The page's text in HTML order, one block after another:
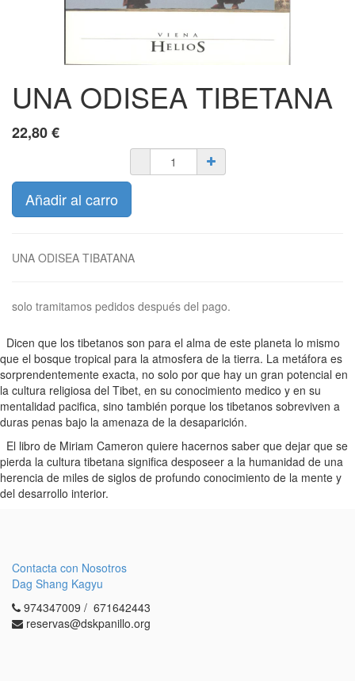
UNA ODISEA TIBETANA
22,80€
Añadir al carro
UNA ODISEA TIBATANA
solo tramitamos pedidos después del pago.
Dicen que los tibetanos son para el alma de este planeta lo mismo
que el bosque tropical para la atmosfera de la tierra. La metáfora es
sorprendentemente exacta, no solo por que hay un gran potencial en
la cultura religiosa del Tibet, en su conocimiento medico y en su
mentalidad pacifica, sino también porque los tibetanos sobreviven a
duras penas bajo la amenaza de la desaparición.
El libro de Miriam Cameron quiere hacernos saber que dejar que se
pierda la cultura tibetana significa desposeer a la humanidad de una
herencia de miles de siglos de profundo conocimiento de la mente y
del desarrollo interior.
Contacta con Nosotros
Dag Shang Kagyu
974347009 / 671642443
reservas@dskpanillo.org